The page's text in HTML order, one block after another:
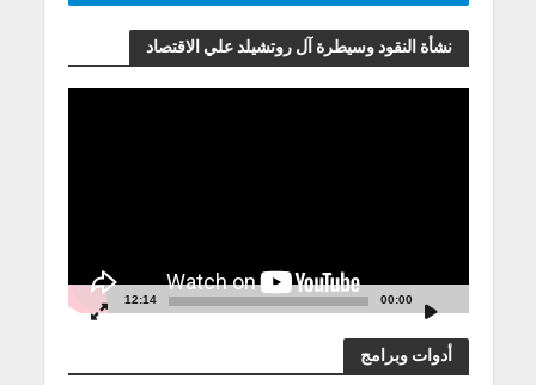
نشأة النقود وسيطرة آل روتشيلد علي الاقتصاد
00:00
12:14
أدوات وبرامج